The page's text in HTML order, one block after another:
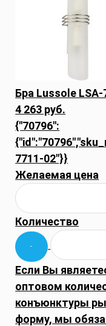
Бра Lussole LSA-
4 263 руб.
{"70796":
7711-02"}}
Желаемая цена
Количество
Если Вы
оптовом
конъюнктуры
форму, мы